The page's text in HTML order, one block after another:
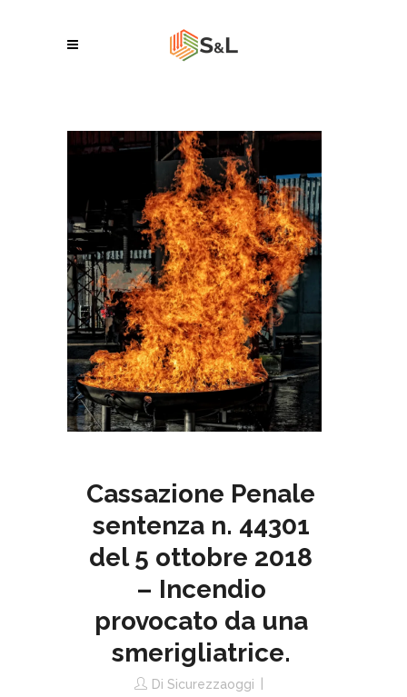
Cassazione Penale
sentenza n. 44301
del 5 ottobre 2018
– Incendio
provocato da una
smerigliatrice.
Di Sicurezzaoggi